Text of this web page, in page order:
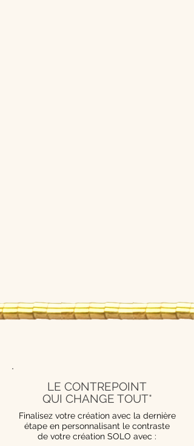
LE CONTREPOINT
QUI CHANGE TOUT*
Finalisez votre création avec la dernière
étape en personnalisant le contraste
de votre création SOLO avec :